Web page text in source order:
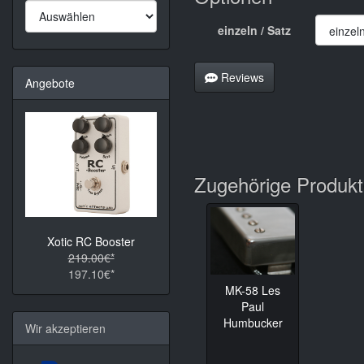
einzeln / Satz
Reviews
Zugehörige
MK-58 Les
Paul
Humbucker
Angebote
Xotic RC Booster
219.00€*
197.10€*
Wir akzeptieren